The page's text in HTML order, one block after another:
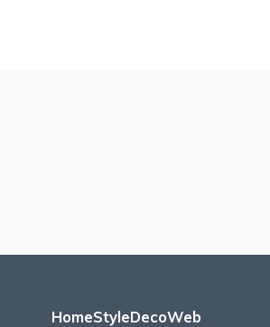
HomeStyleDecoWeb